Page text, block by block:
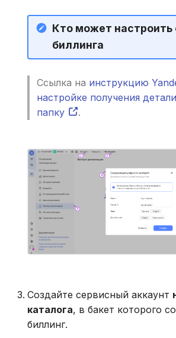
Кто может настроить
биллинга
Ссылка на инструкцию
настройке получения
папку
.
Создайте сервисный аккаунт
каталога, в бакет которого
биллинг.